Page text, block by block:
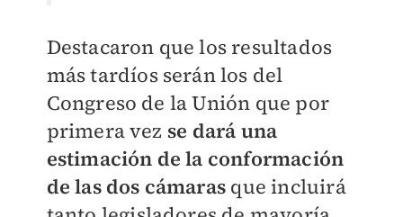
Destacaron que los resultados
más tardíos serán los del
Congreso de la Unión que por
primera vez se dará una
estimación de la conformación
de las dos cámaras que incluirá